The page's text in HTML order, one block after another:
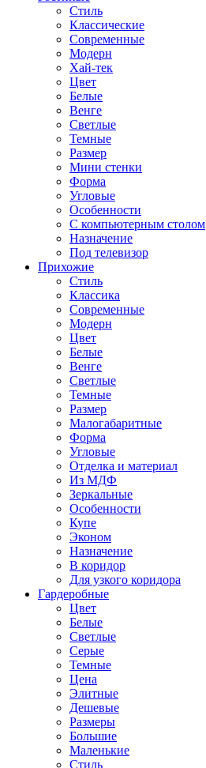
Стиль
Классические
Современные
Модерн
Хай-тек
Цвет
Белые
Венге
Светлые
Темные
Размер
Мини стенки
Форма
Угловые
Особенности
С компьютерным столом
Назначение
Под телевизор
Прихожие
Стиль
Классика
Современные
Модерн
Цвет
Белые
Венге
Светлые
Темные
Размер
Малогабаритные
Форма
Угловые
Отделка и материал
Из МДФ
Зеркальные
Особенности
Купе
Эконом
Назначение
В коридор
Для узкого коридора
Гардеробные
Цвет
Белые
Светлые
Серые
Темные
Цена
Элитные
Дешевые
Размеры
Большие
Маленькие
Стиль